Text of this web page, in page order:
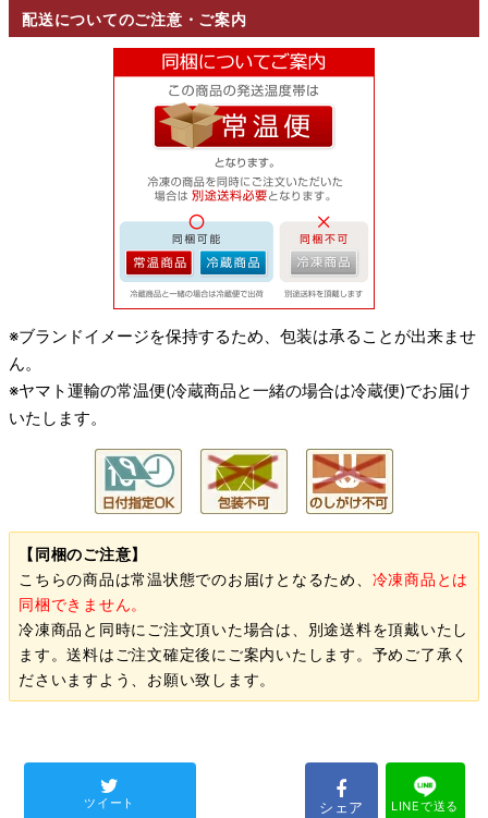
配送についてのご注意・ご案内
※ブランドイメージを保持するため、包装は承ることが出来ませ
ん。
※ヤマト運輸の常温便(冷蔵商品と一緒の場合は冷蔵便)でお届け
いたします。
【同梱のご注意】
こちらの商品は常温状態でのお届けとなるため、 冷凍商品とは
同梱できません。
冷凍商品と同時にご注文頂いた場合は、別途送料を頂戴いたし
ます。送料はご注文確定後にご案内いたします。予めご了承く
ださいますよう、お願い致します。
ツイート シェア LINEで送る